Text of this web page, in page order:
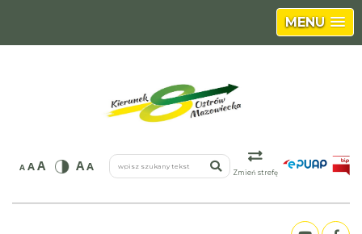
MENU
A AA AA wpisz szukany tekst
Zmień strefę